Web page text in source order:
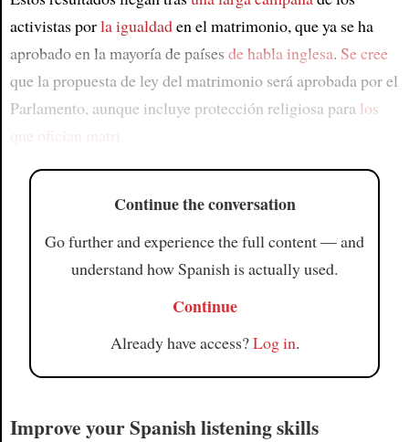
activistas porla igualdaden el matrimonio, que ya se ha
aprobado en la mayoría de países de habla inglesa. Se cree
que la propuesta de ley del matrimonio será aprobada por el
Parlamento, aunque incluye protección religiosa para los
que ofician matri
Continue the conversation
Go further and experience the full content — and
understand how Spanish is actually used.
Continue
Already have access?Log in.
Improve your Spanish listening skills